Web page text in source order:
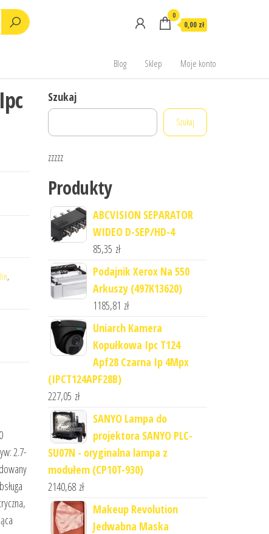
0
0,00 zł
Blog Sklep Moje konto
,
2.7-
Szukaj
Szukaj
zzzzz
Produkty
ABCVISION SEPARATOR
WIDEO D-SEP/HD-4
85,35 zł
Podajnik Xerox Na 550
Arkuszy (497K13620)
1185,81 zł
Uniarch Kamera
Kopułkowa Ipc T124
Apf28 Czarna Ip 4Mpx
(IPCT124APF28B)
227,05 zł
SANYO Lampa do
projektora SANYO PLC-
SU07N - oryginalna lampa z
modułem (CP10T-930)
2140,68 zł
Makeup Revolution
Jedwabna Maska